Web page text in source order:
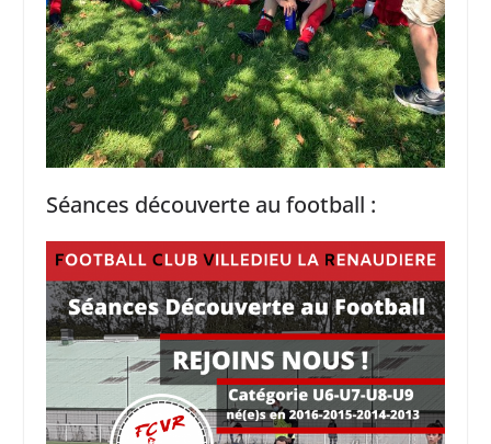
Séances découverte au football :